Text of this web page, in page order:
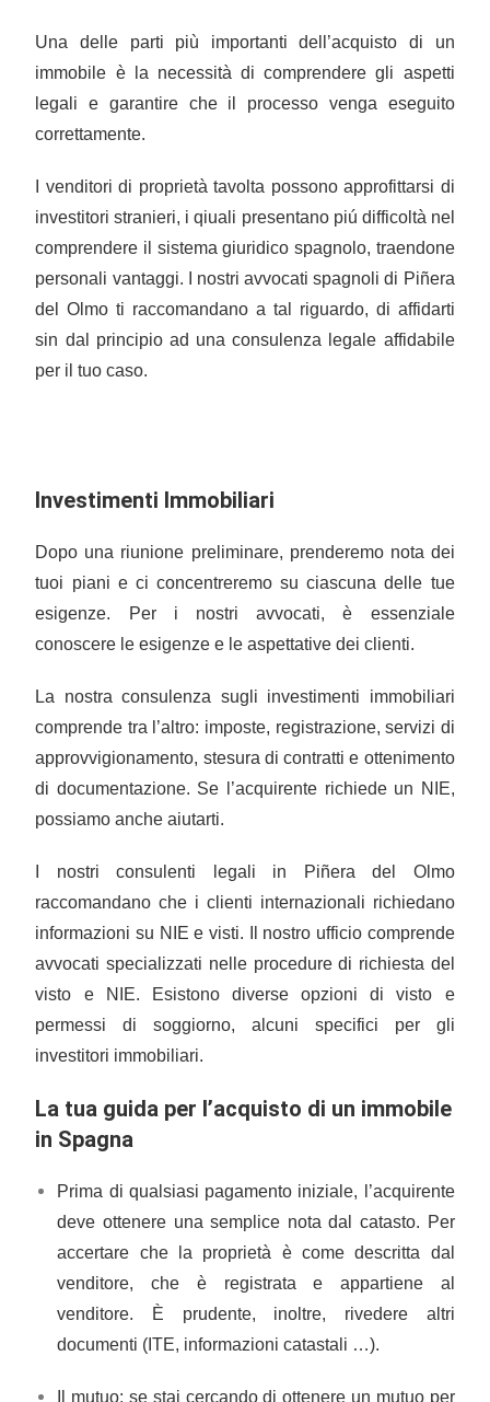
Una delle parti più importanti dell’acquisto di un
immobile è la necessità di comprendere gli aspetti
legali e garantire che il processo venga eseguito
correttamente.
I venditori di proprietà tavolta possono approfittarsi di
investitori stranieri, i qiuali presentano piú difficoltà nel
comprendere il sistema giuridico spagnolo, traendone
personali vantaggi. I nostri avvocati spagnoli di Piñera
del Olmo ti raccomandano a tal riguardo, di affidarti
sin dal principio ad una consulenza legale affidabile
per il tuo caso.
Investimenti Immobiliari
Dopo una riunione preliminare, prenderemo nota dei
tuoi piani e ci concentreremo su ciascuna delle tue
esigenze. Per i nostri avvocati, è essenziale
conoscere le esigenze e le aspettative dei clienti.
La nostra consulenza sugli investimenti immobiliari
comprende tra l’altro: imposte, registrazione, servizi di
approvvigionamento, stesura di contratti e ottenimento
di documentazione. Se l’acquirente richiede un NIE,
possiamo anche aiutarti.
I nostri consulenti legali in Piñera del Olmo
raccomandano che i clienti internazionali richiedano
informazioni su NIE e visti. Il nostro ufficio comprende
avvocati specializzati nelle procedure di richiesta del
visto e NIE. Esistono diverse opzioni di visto e
permessi di soggiorno, alcuni specifici per gli
investitori immobiliari.
La tua guida per l’acquisto di un immobile
in Spagna
Prima di qualsiasi pagamento iniziale, l’acquirente
deve ottenere una semplice nota dal catasto. Per
accertare che la proprietà è come descritta dal
venditore, che è registrata e appartiene al
venditore. È prudente, inoltre, rivedere altri
documenti (ITE, informazioni catastali …).
Il mutuo: se stai cercando di ottenere un mutuo per